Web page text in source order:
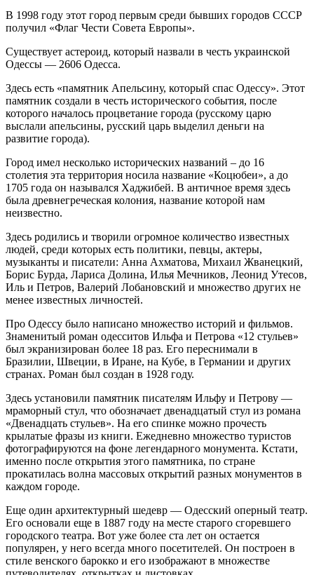
В 1998 году этот город первым среди бывших городов СССР
получил «Флаг Чести Совета Европы».
Существует астероид, который назвали в честь украинской
Одессы — 2606 Одесса.
Здесь есть «памятник Апельсину, который спас Одессу». Этот
памятник создали в честь исторического события, после
которого началось процветание города (русскому царю
выслали апельсины, русский царь выделил деньги на
развитие города).
Город имел несколько исторических названий – до 16
столетия эта территория носила название «Коцюбеи», а до
1705 года он назывался Хаджибей. В античное время здесь
была древнегреческая колония, название которой нам
неизвестно.
Здесь родились и творили огромное количество известных
людей, среди которых есть политики, певцы, актеры,
музыканты и писатели: Анна Ахматова, Михаил Жванецкий,
Борис Бурда, Лариса Долина, Илья Мечников, Леонид Утесов,
Иль и Петров, Валерий Лобановский и множество других не
менее известных личностей.
Про Одессу было написано множество историй и фильмов.
Знаменитый роман одесситов Ильфа и Петрова «12 стульев»
был экранизирован более 18 раз. Его переснимали в
Бразилии, Швеции, в Иране, на Кубе, в Германии и других
странах. Роман был создан в 1928 году.
Здесь установили памятник писателям Ильфу и Петрову —
мраморный стул, что обозначает двенадцатый стул из романа
«Двенадцать стульев». На его спинке можно прочесть
крылатые фразы из книги. Ежедневно множество туристов
фотографируются на фоне легендарного монумента. Кстати,
именно после открытия этого памятника, по стране
прокатилась волна массовых открытий разных монументов в
каждом городе.
Еще один архитектурный шедевр — Одесский оперный театр.
Его основали еще в 1887 году на месте старого сгоревшего
городского театра. Вот уже более ста лет он остается
популярен, у него всегда много посетителей. Он построен в
стиле венского барокко и его изображают в множестве